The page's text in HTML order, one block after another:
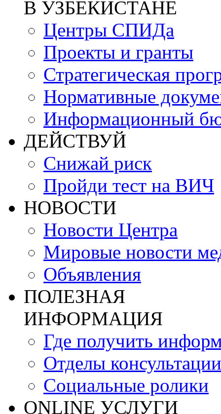
В УЗБЕКИСТАНЕ
Центры СПИДа
Проекты и гранты
Стратегическая
Нормативные
Информационный
ДЕЙСТВУЙ
Снижай риск
Пройди тест на ВИЧ
НОВОСТИ
Новости Центра
Мировые новости
Объявления
ПОЛЕЗНАЯ
ИНФОРМАЦИЯ
Где получить
Отделы консультации
Социальные ролики
ONLINE УСЛУГИ